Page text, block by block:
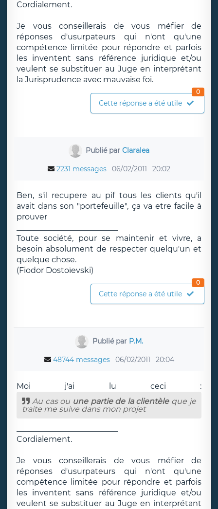
Cordialement.
Je vous conseillerais de vous méfier de
réponses d'usurpateurs qui n'ont qu'une
compétence limitée pour répondre et parfois
les inventent sans référence juridique et/ou
veulent se substituer au Juge en interprétant
la Jurisprudence avec mauvaise foi.
Cette réponse a été utile
0
Publié parClaralea
2231 messages 06/02/2011 20:02
Ben, s'il recupere au pif tous les clients qu'il
avait dans son "portefeuille", ça va etre facile à
prouver
Toute société, pour se maintenir et vivre, a
besoin absolument de respecter quelqu'un et
quelque chose.
(Fiodor Dostoïevski)
Cette réponse a été utile
0
Publié par P.M.
48744 messages 06/02/2011 20:04
Moi j'ai lu ceci :
Au cas ou une partie de la clientèleque je
traite me suive dans mon projet
Cordialement.
Je vous conseillerais de vous méfier de
réponses d'usurpateurs qui n'ont qu'une
compétence limitée pour répondre et parfois
les inventent sans référence juridique et/ou
veulent se substituer au Juge en interprétant